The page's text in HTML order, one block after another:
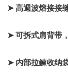
➤高週波熔接接
➤可拆式肩背带
➤ 内部拉鍊收纳